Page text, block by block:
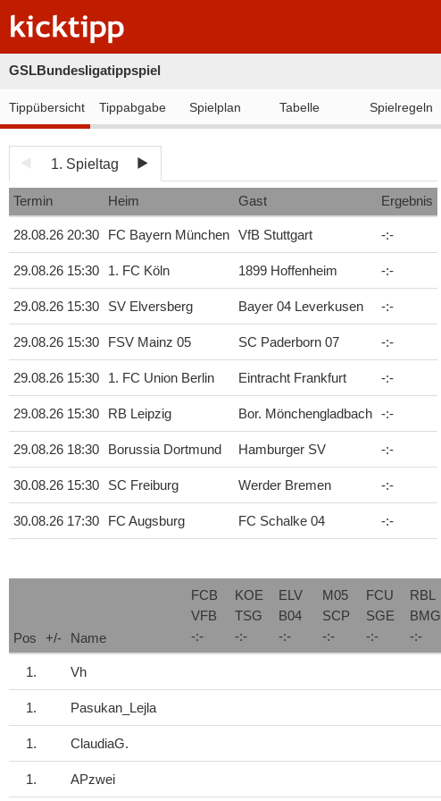
GSLBundesligatippspiel
Tippübersicht Tippabgabe Spielplan Tabelle Spielregeln
1. Spieltag
Termin Heim Gast Ergebnis
28.08.26 20:30 FC Bayern München VfB Stuttgart -:-
29.08.26 15:30 1. FC Köln 1899 Hoffenheim -:-
29.08.26 15:30 SV Elversberg Bayer 04 Leverkusen -:-
29.08.26 15:30 FSV Mainz 05 SC Paderborn 07 -:-
29.08.26 15:30 1. FC Union Berlin Eintracht Frankfurt -:-
29.08.26 15:30 RB Leipzig Bor. Mönchengladbach -:-
29.08.26 18:30 Borussia Dortmund Hamburger SV -:-
30.08.26 15:30 SC Freiburg Werder Bremen -:-
30.08.26 17:30 FC Augsburg FC Schalke 04 -:-
Pos +/- Name
FCB
VFB
-:-
KOE
TSG
-:-
ELV
B04
-:-
M05
SCP
-:-
FCU
SGE
-:-
RBL
BMG
-:-
1. Vh
1. Pasukan_Lejla
1. ClaudiaG.
1. APzwei